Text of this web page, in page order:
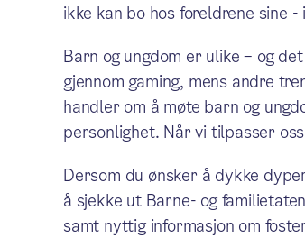
ikke kan bo hos foreldrene sine
Barn og ungdom er ulike – og
gjennom gaming, mens andre
handler om å møte barn og
personlighet. Når vi tilpasser
Dersom du ønsker å dykke
å sjekke ut Barne- og
samt nyttig informasjon om